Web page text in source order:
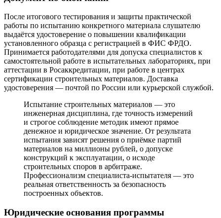
После итогового тестирования и защиты практической
работы по испытанию конкретного материала слушателю
выдаётся удостоверение о повышении квалификации
установленного образца с регистрацией в ФИС ФРДО.
Принимается работодателями для допуска специалистов к
самостоятельной работе в испытательных лабораториях, при
аттестации в Росаккредитации, при работе в центрах
сертификации строительных материалов. Доставка
удостоверения — почтой по России или курьерской службой.
Испытание строительных материалов — это
инженерная дисциплина, где точность измерений
и строгое соблюдение методик имеют прямое
денежное и юридическое значение. От результата
испытания зависят решения о приёмке партий
материалов на миллионы рублей, о допуске
конструкций к эксплуатации, о исходе
строительных споров в арбитраже.
Профессионализм специалиста-испытателя — это
реальная ответственность за безопасность
построенных объектов.
Юридические основания программы